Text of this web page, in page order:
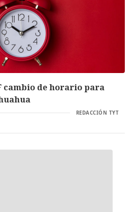
cambio de horario para
REDACCIÓN TYT